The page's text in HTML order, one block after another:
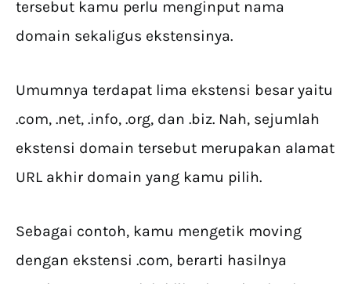
tersebut kamu perlu menginput nama
domain sekaligus ekstensinya.
Umumnya terdapat lima ekstensi besar yaitu
.com, .net, .info, .org, dan .biz. Nah, sejumlah
ekstensi domain tersebut merupakan alamat
URL akhir domain yang kamu pilih.
Sebagai contoh, kamu mengetik moving
dengan ekstensi .com, berarti hasilnya